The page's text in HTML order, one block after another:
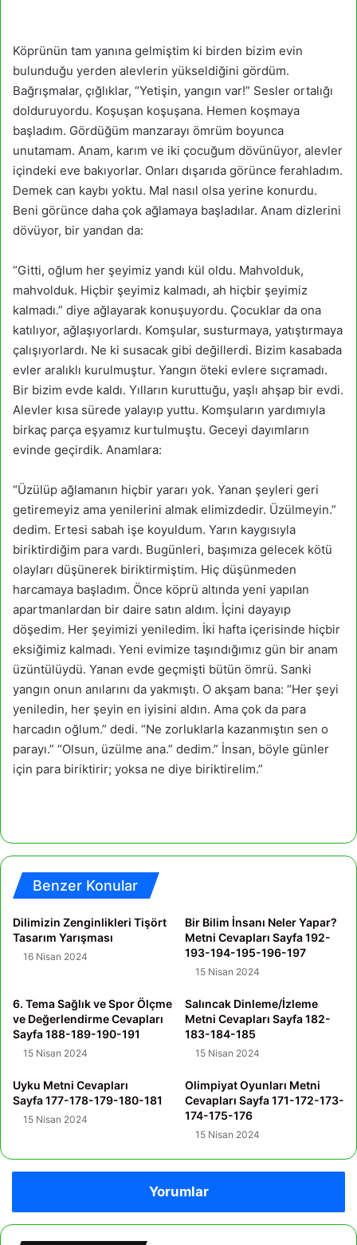
Köprünün tam yanına gelmiştim ki birden bizim evin
bulunduğu yerden alevlerin yükseldiğini gördüm.
Bağrışmalar, çığlıklar, “Yetişin, yangın var!” Sesler ortalığı
dolduruyordu. Koşuşan koşuşana. Hemen koşmaya
başladım. Gördüğüm manzarayı ömrüm boyunca
unutamam. Anam, karım ve iki çocuğum dövünüyor, alevler
içindeki eve bakıyorlar. Onları dışarıda görünce ferahladım.
Demek can kaybı yoktu. Mal nasıl olsa yerine konurdu.
Beni görünce daha çok ağlamaya başladılar. Anam dizlerini
dövüyor, bir yandan da:
“Gitti, oğlum her şeyimiz yandı kül oldu. Mahvolduk,
mahvolduk. Hiçbir şeyimiz kalmadı, ah hiçbir şeyimiz
kalmadı.” diye ağlayarak konuşuyordu. Çocuklar da ona
katılıyor, ağlaşıyorlardı. Komşular, susturmaya, yatıştırmaya
çalışıyorlardı. Ne ki susacak gibi değillerdi. Bizim kasabada
evler aralıklı kurulmuştur. Yangın öteki evlere sıçramadı.
Bir bizim evde kaldı. Yılların kuruttuğu, yaşlı ahşap bir evdi.
Alevler kısa sürede yalayıp yuttu. Komşuların yardımıyla
birkaç parça eşyamız kurtulmuştu. Geceyi dayımların
evinde geçirdik. Anamlara:
“Üzülüp ağlamanın hiçbir yararı yok. Yanan şeyleri geri
getiremeyiz ama yenilerini almak elimizdedir. Üzülmeyin.”
dedim. Ertesi sabah işe koyuldum. Yarın kaygısıyla
biriktirdiğim para vardı. Bugünleri, başımıza gelecek kötü
olayları düşünerek biriktirmiştim. Hiç düşünmeden
harcamaya başladım. Önce köprü altında yeni yapılan
apartmanlardan bir daire satın aldım. İçini dayayıp
döşedim. Her şeyimizi yeniledim. İki hafta içerisinde hiçbir
eksiğimiz kalmadı. Yeni evimize taşındığımız gün bir anam
üzüntülüydü. Yanan evde geçmişti bütün ömrü. Sanki
yangın onun anılarını da yakmıştı. O akşam bana: “Her şeyi
yeniledin, her şeyin en iyisini aldın. Ama çok da para
harcadın oğlum.” dedi. “Ne zorluklarla kazanmıştın sen o
parayı.” “Olsun, üzülme ana.” dedim.” İnsan, böyle günler
için para biriktirir; yoksa ne diye biriktirelim.”
Benzer Konular
Dilimizin Zenginlikleri Tişört
Tasarım Yarışması
16 Nisan 2024
Bir Bilim İnsanı Neler Yapar?
Metni Cevapları Sayfa 192-
193-194-195-196-197
15 Nisan 2024
6. Tema Sağlık ve Spor Ölçme
ve Değerlendirme Cevapları
Sayfa 188-189-190-191
15 Nisan 2024
Salıncak Dinleme/İzleme
Metni Cevapları Sayfa 182-
183-184-185
15 Nisan 2024
Uyku Metni Cevapları
Sayfa 177-178-179-180-181
15 Nisan 2024
Olimpiyat Oyunları Metni
Cevapları Sayfa 171-172-173-
174-175-176
15 Nisan 2024
Yorumlar